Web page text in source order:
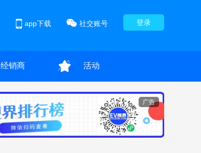
登录
社交账号
app下载
经销商 活动
广告